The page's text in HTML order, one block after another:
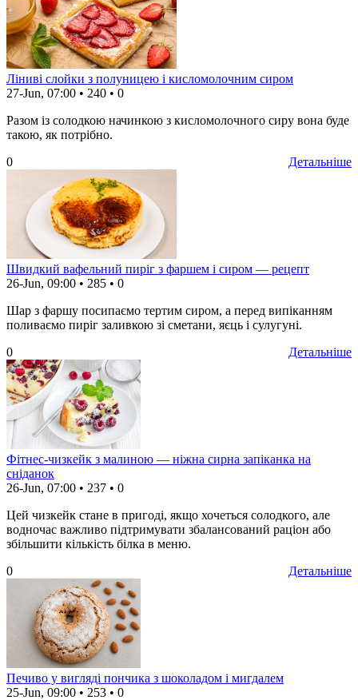
Ліниві слойки з полуницею і кисломолочним сиром
27-Jun, 07:00 • 240 • 0
Разом із солодкою начинкою з кисломолочного сиру вона буде
такою, як потрібно.
Детальніше
0
Швидкий вафельний пиріг з фаршем і сиром — рецепт
26-Jun, 09:00 • 285 • 0
Шар з фаршу посипаємо тертим сиром, а перед випіканням
поливаємо пиріг заливкою зі сметани, яєць і сулугуні.
Детальніше
0
Фітнес-чизкейк з малиною — ніжна сирна запіканка на
сніданок
26-Jun, 07:00 • 237 • 0
Цей чизкейк стане в пригоді, якщо хочеться солодкого, але
водночас важливо підтримувати збалансований раціон або
збільшити кількість білка в меню.
Детальніше
0
Печиво у вигляді пончика з шоколадом і мигдалем
25-Jun, 09:00 • 253 • 0